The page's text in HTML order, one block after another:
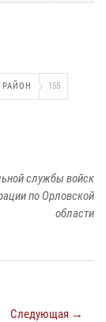
РАЙОН 155
службы войск
по Орловской
области
Следующая →